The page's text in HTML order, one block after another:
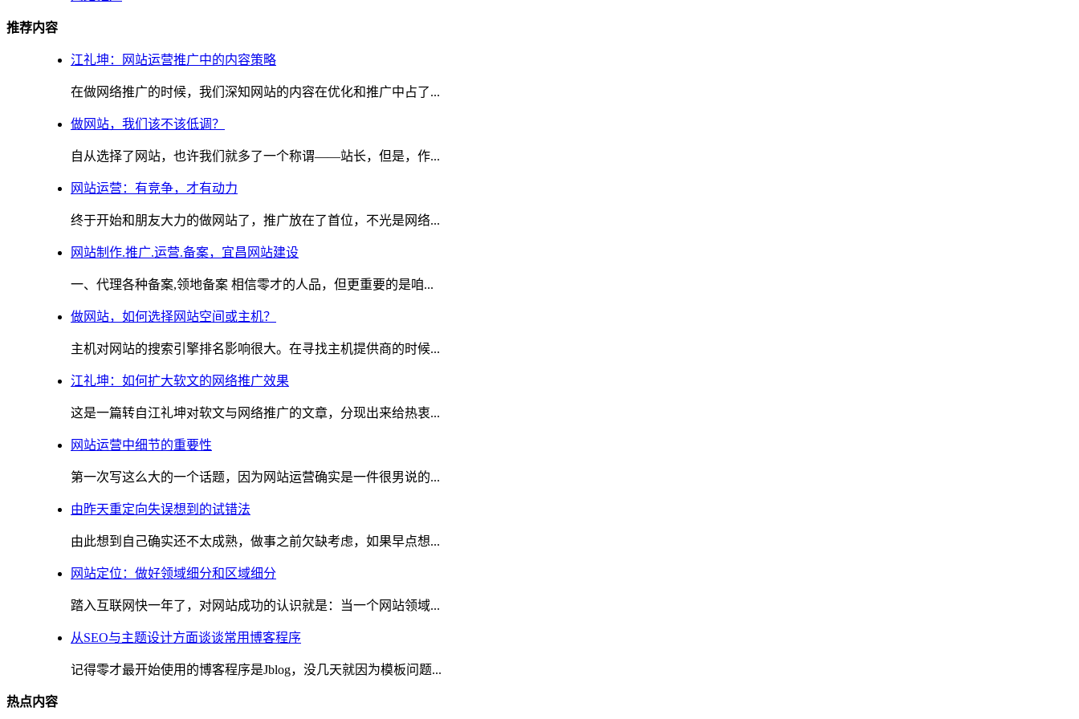
推荐内容
江礼坤：网站运营推广中的内容策略
在做网络推广的时候，我们深知网站的内容在优化和推广中占了...
做网站，我们该不该低调？
自从选择了网站，也许我们就多了一个称谓——站长，但是，作...
网站运营：有竞争，才有动力
终于开始和朋友大力的做网站了，推广放在了首位，不光是网络...
网站制作.推广.运营.备案，宜昌网站建设
一、代理各种备案,领地备案 相信零才的人品，但更重要的是咱...
做网站，如何选择网站空间或主机？
主机对网站的搜索引擎排名影响很大。在寻找主机提供商的时候...
江礼坤：如何扩大软文的网络推广效果
这是一篇转自江礼坤对软文与网络推广的文章，分现出来给热衷...
网站运营中细节的重要性
第一次写这么大的一个话题，因为网站运营确实是一件很男说的...
由昨天重定向失误想到的试错法
由此想到自己确实还不太成熟，做事之前欠缺考虑，如果早点想...
网站定位：做好领域细分和区域细分
踏入互联网快一年了，对网站成功的认识就是：当一个网站领域...
从SEO与主题设计方面谈谈常用博客程序
记得零才最开始使用的博客程序是Jblog，没几天就因为模板问题...
热点内容